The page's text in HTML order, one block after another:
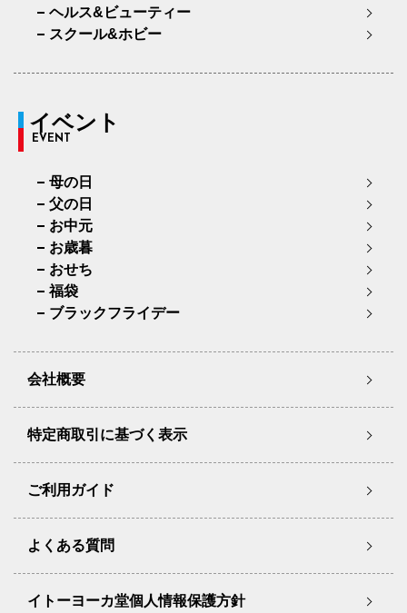
ヘルス&ビューティー
スクール&ホビー
イベント
EVENT
母の日
父の日
お中元
お歳暮
おせち
福袋
ブラックフライデー
会社概要
特定商取引に基づく表示
ご利用ガイド
よくある質問
イトーヨーカ堂個人情報保護方針